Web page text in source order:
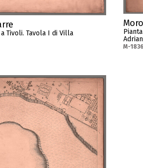
Tivoli. Tavola I di Villa
M-